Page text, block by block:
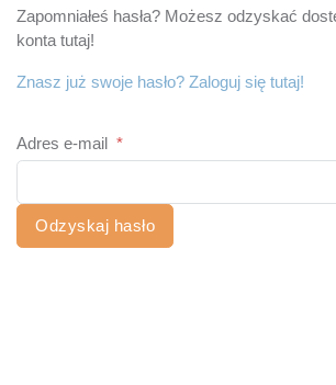
Zapomniałeś hasła? Możesz odzyskać
konta tutaj!
Znasz już swoje hasło? Zaloguj się tutaj!
Adres e-mail *
Odzyskaj hasło